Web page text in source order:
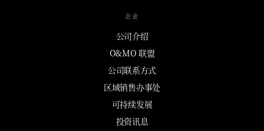
企业
公司介绍
O&MO 联盟
公司联系方式
区域销售办事处
可持续发展
投资讯息